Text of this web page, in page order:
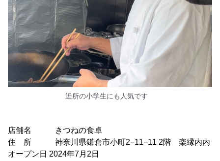
近所の小学生にも人気です
店舗名 きつねの食卓
住 所 神奈川県鎌倉市小町2−11−11 2階 楽縁内内
オープン日 2024年7月2日